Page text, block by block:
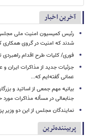
آخرین اخبار
رئیس کمیسیون امنیت ملی مجلس
شدند که امنیت در گروی
فوری/ کلیات طرح اقدام
جزئیات جدید از مذاکرات ایران
عمانی گفته‌ایم که...
بیانیه مهم جمعی از اساتید و
جنابعالی در مسأله مذاکرات
نمایندگان مجلس از این دو وزیر پزشکیان ۱۰
پربیننده‌ترین